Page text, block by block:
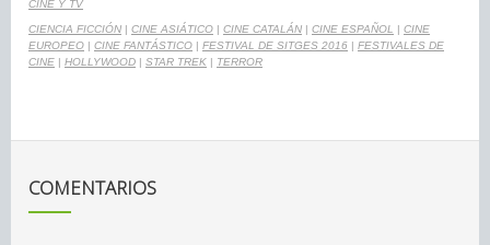
CINE Y TV
CIENCIA FICCIÓN | CINE ASIÁTICO | CINE CATALÁN | CINE ESPAÑOL | CINE
EUROPEO | CINE FANTÁSTICO | FESTIVAL DE SITGES 2016 | FESTIVALES DE
CINE | HOLLYWOOD | STAR TREK | TERROR
COMENTARIOS